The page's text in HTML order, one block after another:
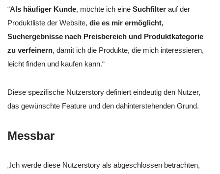
“Als häufiger Kunde, möchte ich eine Suchfilter auf der
Produktliste der Website, die es mir ermöglicht,
Suchergebnisse nach Preisbereich und Produktkategorie
zu verfeinern, damit ich die Produkte, die mich interessieren,
leicht finden und kaufen kann.“
Diese spezifische Nutzerstory definiert eindeutig den Nutzer,
das gewünschte Feature und den dahinterstehenden Grund.
Messbar
„Ich werde diese Nutzerstory als abgeschlossen betrachten,